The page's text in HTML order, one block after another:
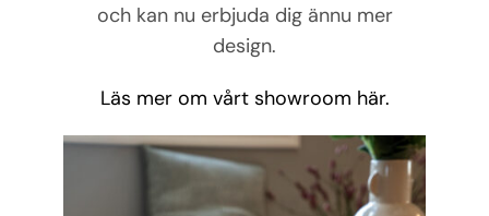
och kan nu erbjuda dig ännu mer
design.
Läs mer om vårt showroom här.